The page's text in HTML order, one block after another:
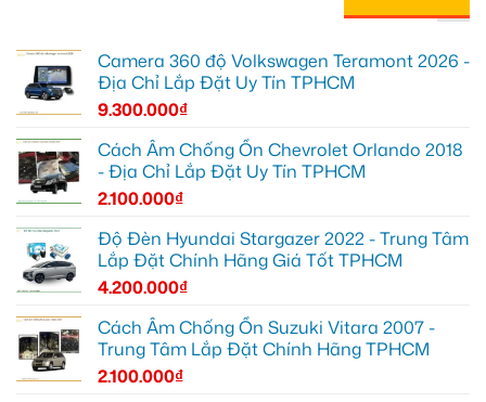
Camera 360 độ Volkswagen Teramont 2026 -
Địa Chỉ Lắp Đặt Uy Tín TPHCM
9.300.000₫
Cách Âm Chống Ồn Chevrolet Orlando 2018
- Địa Chỉ Lắp Đặt Uy Tín TPHCM
2.100.000₫
Độ Đèn Hyundai Stargazer 2022 - Trung Tâm
Lắp Đặt Chính Hãng Giá Tốt TPHCM
4.200.000₫
Cách Âm Chống Ồn Suzuki Vitara 2007 -
Trung Tâm Lắp Đặt Chính Hãng TPHCM
2.100.000₫